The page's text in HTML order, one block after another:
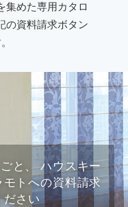
集めた専用カタロ
の資料請求ボタン
と、ハウスキー
トへの資料請求
さい